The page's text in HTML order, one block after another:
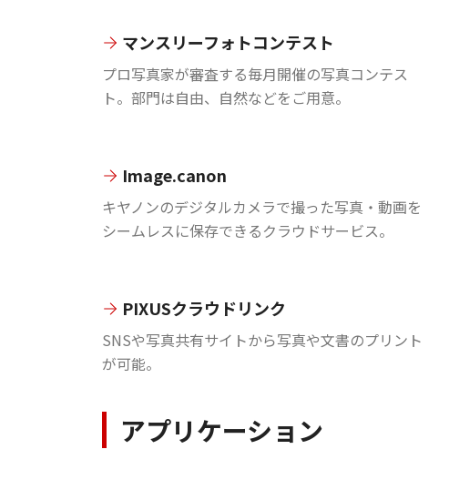
マンスリーフォトコンテスト
プロ写真家が審査する毎月開催の写真コンテス
ト。部門は自由、自然などをご用意。
Image.canon
キヤノンのデジタルカメラで撮った写真・動画を
シームレスに保存できるクラウドサービス。
PIXUSクラウドリンク
SNSや写真共有サイトから写真や文書のプリント
が可能。
アプリケーション